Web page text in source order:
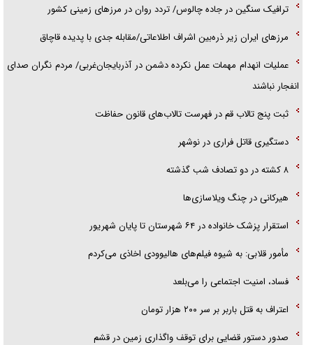
ترافیک سنگین در جاده چالوس/ تردد روان در مرز‌های زمینی کشور
مرز‌های ایران زیر ذره‌بین اشراف اطلاعاتی/مقابله جدی با پدیده قاچاق
عملیات انهدام مهمات عمل نکرده دشمن در آذربایجان‌غربی/ مردم نگران صدای
انفجار نباشند
ثبت پنج تالاب قم در فهرست تالاب‌های قانون حفاظت
دستگیری قاتل فراری در نوشهر
۸ کشته در دو تصادف شب گذشته
هیرکانی در چنگ ویلاسازی‌ها
‌استقرار پزشک خانواده در ۶۴ شهرستان تا پایان شهریور
مأمور قلابی: به شیوه فیلم‌های هالیوودی اخاذی می‌کردم
فساد، امنیت اجتماعی را می‌بلعد
‌‌اعتراف به قتل باربر بر سر ۲۰۰ هزار تومان
صدور دستور قضایی برای توقف واگذاری زمین در قشم